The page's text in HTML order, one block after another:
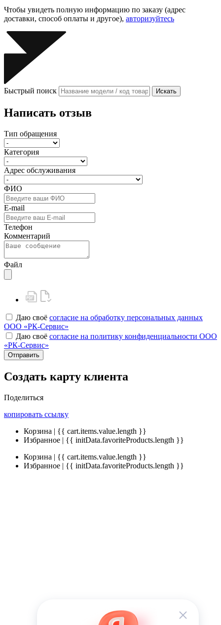
Чтобы увидеть полную информацию по заказу (адрес
доставки, способ оплаты и другое), авторизуйтесь
Быстрый поиск Искать
Написать отзыв
Тип обращения
Категория
Адрес обслуживания
ФИО
E-mail
Телефон
Комментарий
Файл
Даю своё согласие на обработку персональных данных
ООО «РК-Сервис»
Даю своё согласие на политику конфиденциальности ООО
«РК-Сервис»
Отправить
Создать карту клиента
Поделиться
копировать ссылку
Корзина | {{ cart.items.value.length }}
Избранное | {{ initData.favoriteProducts.length }}
Корзина | {{ cart.items.value.length }}
Избранное | {{ initData.favoriteProducts.length }}